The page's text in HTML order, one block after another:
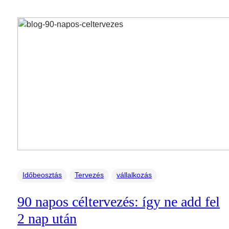
Időbeosztás Tervezés vállalkozás
90 napos céltervezés: így ne add fel
2 nap után